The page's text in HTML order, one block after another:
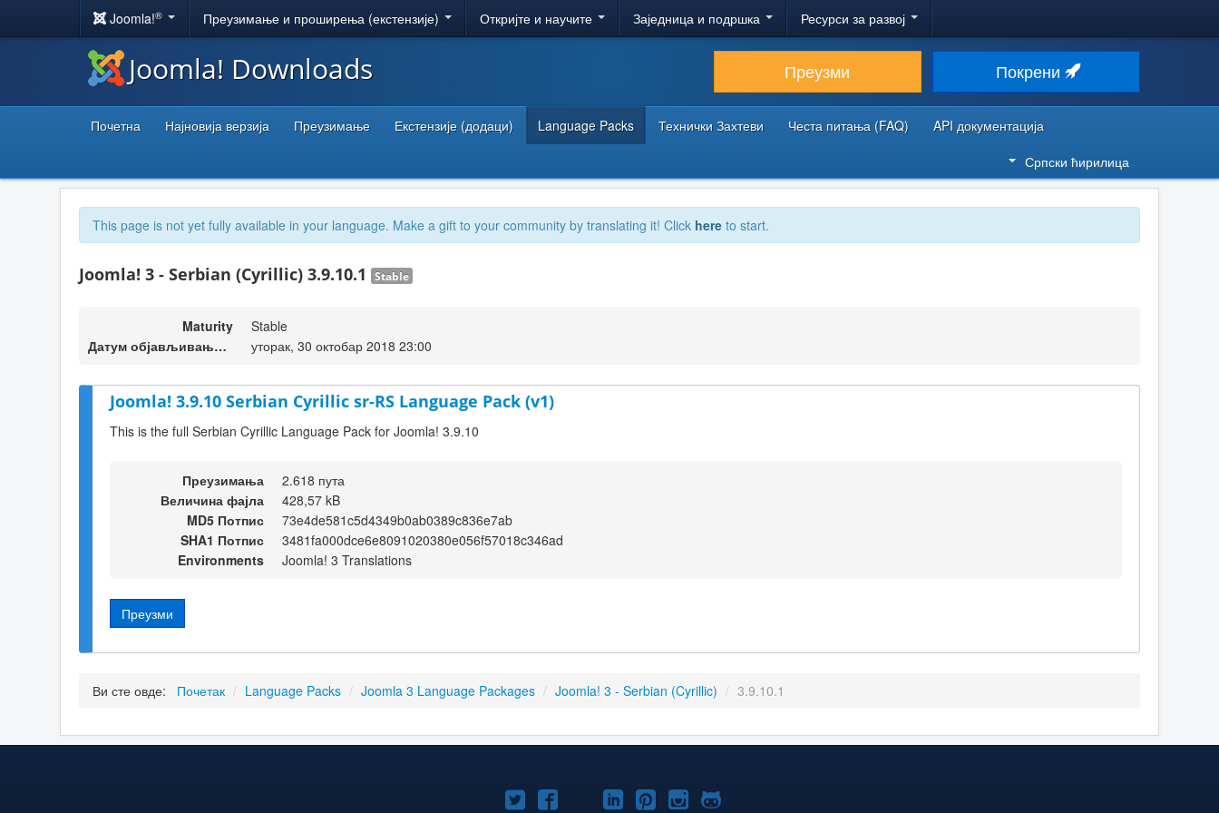
Joomla!® Преузимање и проширења (екстензије) Откријте и научите Заједница и подршка Ресурси за развој
Joomla! Downloads Преузми Покрени
Почетна Најновија верзија Преузимање Екстензије (додаци) Language Packs Технички Захтеви Честа питања (FAQ)
API документација
Српски ћирилица
This page is not yet fully available in your language. Make a gift to your community by translating it! Click here to start.
Joomla! 3 - Serbian (Cyrillic) 3.9.10.1 Stable
Maturity
Stable
Датум објављивања верзије
уторак, 30 октобар 2018 23:00
Joomla! 3.9.10 Serbian Cyrillic sr-RS Language Pack (v1)
This is the full Serbian Cyrillic Language Pack for Joomla! 3.9.10
Преузимања
2.618 пута
Величина фајла
428,57 kB
MD5 Потпис
73e4de581c5d4349b0ab0389c836e7ab
SHA1 Потпис
3481fa000dce6e8091020380e056f57018c346ad
Environments
Joomla! 3 Translations
Преузми
Ви сте овде: Почетак / Language Packs / Joomla 3 Language Packages / Joomla! 3 - Serbian (Cyrillic) / 3.9.10.1
Joomla!Joomla!Joomla!
Joomla!Joomla!
Joomla!Joomla!